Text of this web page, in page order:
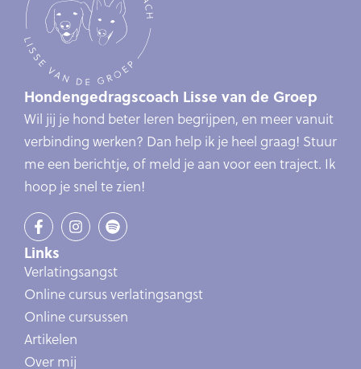
Hondengedragscoach Lisse van de Groep
Wil jij je hond beter leren begrijpen, en meer vanuit
verbinding werken? Dan help ik je heel graag! Stuur
me een berichtje, of meld je aan voor een traject. Ik
hoop je snel te zien!
Links
Verlatingsangst
Online cursus verlatingsangst
Online cursussen
Artikelen
Over mij